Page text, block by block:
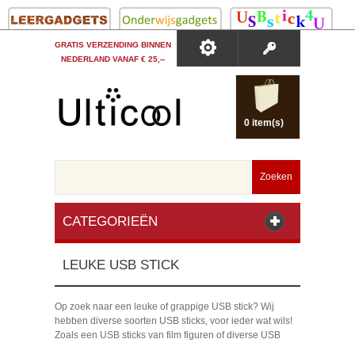
GRATIS VERZENDING BINNEN
NEDERLAND VANAF € 25,--
0 item(s)
Zoeken
CATEGORIEËN
LEUKE USB STICK
Op zoek naar een leuke of grappige USB stick? Wij
hebben diverse soorten USB sticks, voor ieder wat wils!
Zoals een USB sticks van film figuren of diverse USB